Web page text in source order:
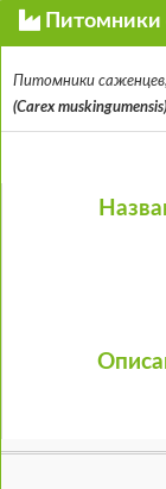
Питомники
Питомники
(Carex muskingumensis)